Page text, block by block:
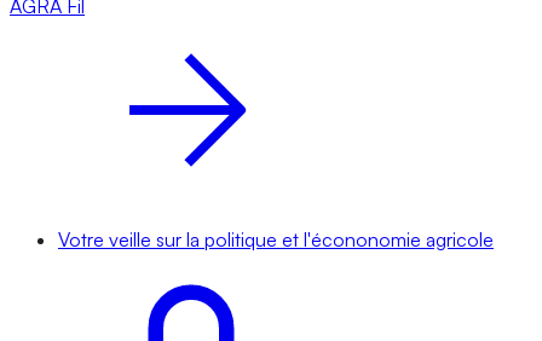
AGRA Fil
Votre veille sur la politique et l'écononomie agricole